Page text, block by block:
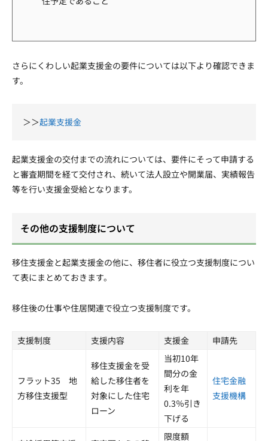
さらにくわしい起業支援金の要件については以下より確認できま
す。
＞＞起業支援金
起業支援金の交付までの流れについては、要件にそって申請する
と審査期間を経て交付され、続いて法人設立や開業届、実績報告
等を行い支援金受給となります。
その他の支援制度について
移住支援金と起業支援金の他に、移住者に役立つ支援制度につい
て表にまとめておきます。
移住後の仕事や住居関連で役立つ支援制度です。
支援制度 支援内容 支援金 申請先
フラット35 地
方移住支援型
移住支援金を受
給した移住者を
対象にした住宅
ローン
当初10年
間分の金
利を年
0.3％引き
下げる
住宅金融
支援機構
限度額